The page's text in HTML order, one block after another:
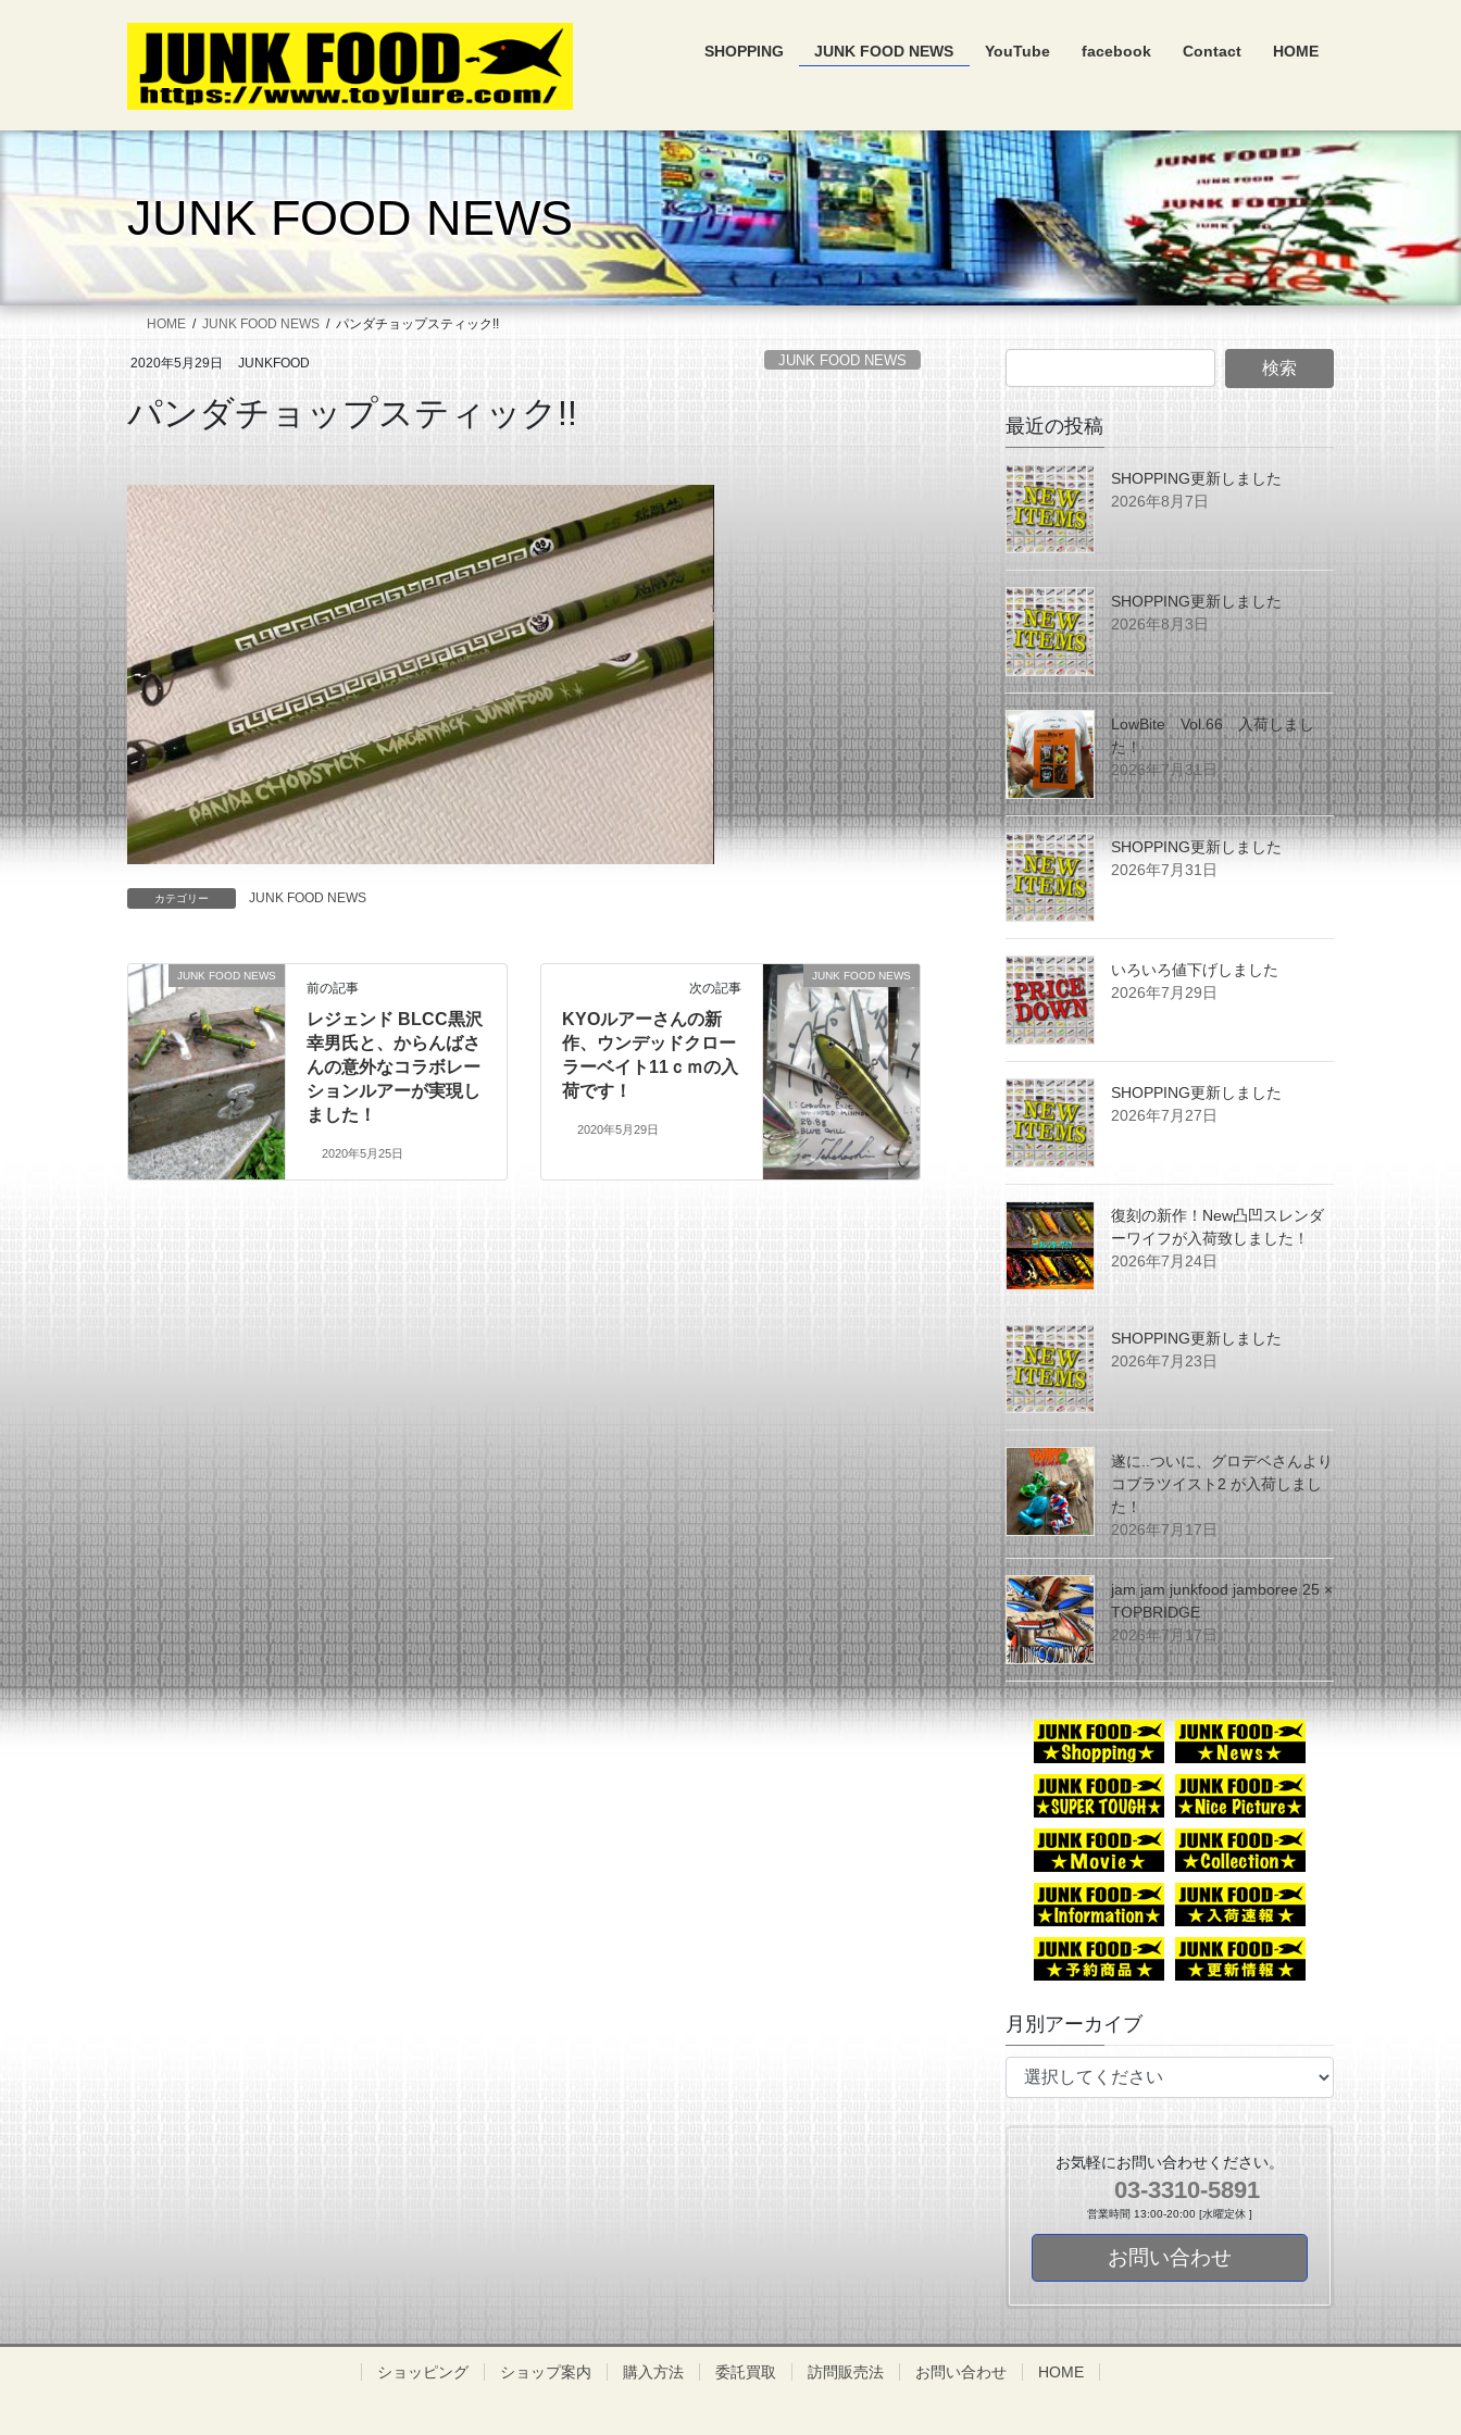
キ
に
SHOPPING JUNK FOOD NEWS YouTube facebook Contact HOME
JUNK FOOD NEWS
HOME JUNK FOOD NEWS パンダチョップスティック!!
2020年5月29日 JUNKFOOD JUNK FOOD NEWS
パンダチョップスティック!!
カテゴリー JUNK FOOD NEWS
JUNK FOOD NEWS
前の記事
レジェンド BLCC黒沢
幸男氏と、からんばさ
んの意外なコラボレー
ションルアーが実現し
ました！
2020年5月25日
JUNK FOOD NEWS
次の記事
KYOルアーさんの新
作、ウンデッドクロー
ラーベイト11ｃｍの入
荷です！
2020年5月29日
最近の投稿
SHOPPING更新しました
2026年8月7日
SHOPPING更新しました
2026年8月3日
LowBite Vol.66 入荷しまし
た！
2026年7月31日
SHOPPING更新しました
2026年7月31日
いろいろ値下げしました
2026年7月29日
SHOPPING更新しました
2026年7月27日
復刻の新作！New凸凹スレンダ
ーワイフが入荷致しました！
2026年7月24日
SHOPPING更新しました
2026年7月23日
遂に..ついに、グロデベさんより
コブラツイスト2 が入荷しまし
た！
2026年7月17日
jam jam junkfood jamboree 25 ×
TOPBRIDGE
2026年7月17日
月別アーカイブ
お気軽にお問い合わせください。
03-3310-5891
営業時間 13:00-20:00 [水曜定休 ]
お問い合わせ
ショッピング ショップ案内 購入方法 委託買取 訪問販売法 お問い合わせ HOME